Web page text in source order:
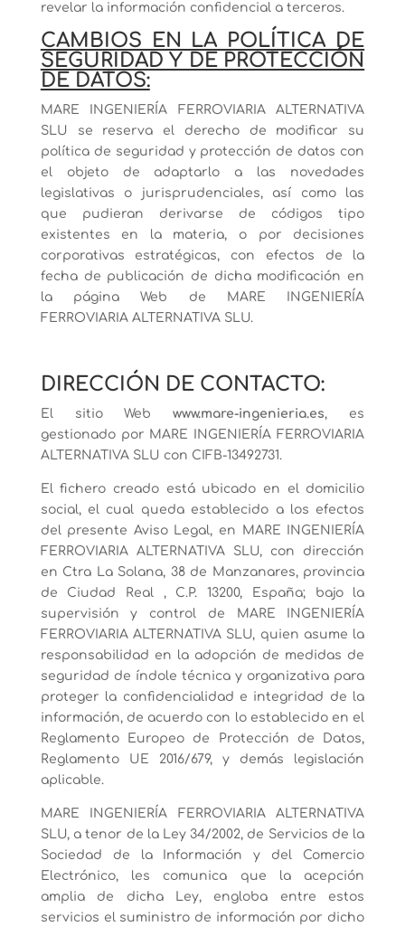
revelar la información confidencial a terceros.
CAMBIOS EN LA POLÍTICA DE
SEGURIDAD Y DE PROTECCIÓN
DE DATOS:
MARE INGENIERÍA FERROVIARIA ALTERNATIVA
SLU se reserva el derecho de modificar su
política de seguridad y protección de datos con
el objeto de adaptarlo a las novedades
legislativas o jurisprudenciales, así como las
que pudieran derivarse de códigos tipo
existentes en la materia, o por decisiones
corporativas estratégicas, con efectos de la
fecha de publicación de dicha modificación en
la página Web de MARE INGENIERÍA
FERROVIARIA ALTERNATIVA SLU.
DIRECCIÓN DE CONTACTO:
El sitio Webwww.mare-ingenieria.es, es
gestionado por MARE INGENIERÍA FERROVIARIA
ALTERNATIVA SLU con CIF B-13492731.
El fichero creado está ubicado en el domicilio
social, el cual queda establecido a los efectos
del presente Aviso Legal, en MARE INGENIERÍA
FERROVIARIA ALTERNATIVA SLU, con dirección
en Ctra La Solana, 38 de Manzanares, provincia
de Ciudad Real , C.P. 13200, España; bajo la
supervisión y control de MARE INGENIERÍA
FERROVIARIA ALTERNATIVA SLU, quien asume la
responsabilidad en la adopción de medidas de
seguridad de índole técnica y organizativa para
proteger la confidencialidad e integridad de la
información, de acuerdo con lo establecido en el
Reglamento Europeo de Protección de Datos,
Reglamento UE 2016/679, y demás legislación
aplicable.
MARE INGENIERÍA FERROVIARIA ALTERNATIVA
SLU, a tenor de la Ley 34/2002, de Servicios de la
Sociedad de la Información y del Comercio
Electrónico, les comunica que la acepción
amplia de dicha Ley, engloba entre estos
servicios el suministro de información por dicho